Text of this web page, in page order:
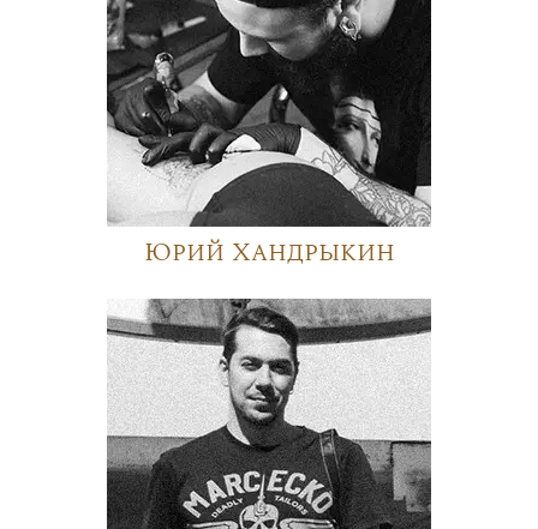
Юрий Хандрыкин